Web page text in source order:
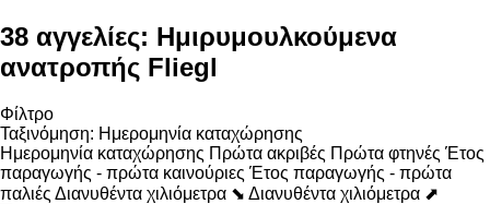
38 αγγελίες: Ημιρυμουλκούμενα
ανατροπής Fliegl
Φίλτρο
Ταξινόμηση: Ημερομηνία καταχώρησης
Ημερομηνία καταχώρησης Πρώτα ακριβές Πρώτα φτηνές Έτος
παραγωγής - πρώτα καινούριες Έτος παραγωγής - πρώτα
παλιές Διανυθέντα χιλιόμετρα ⬊ Διανυθέντα χιλιόμετρα ⬈